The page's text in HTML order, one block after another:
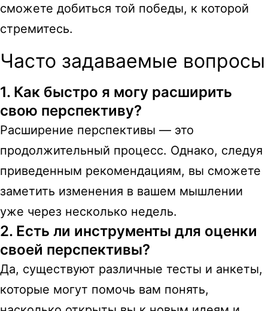
сможете добиться той победы, к которой
стремитесь.
Часто задаваемые вопросы
1. Как быстро я могу расширить
свою перспективу?
Расширение перспективы — это
продолжительный процесс. Однако, следуя
приведенным рекомендациям, вы сможете
заметить изменения в вашем мышлении
уже через несколько недель.
2. Есть ли инструменты для оценки
своей перспективы?
Да, существуют различные тесты и анкеты,
которые могут помочь вам понять,